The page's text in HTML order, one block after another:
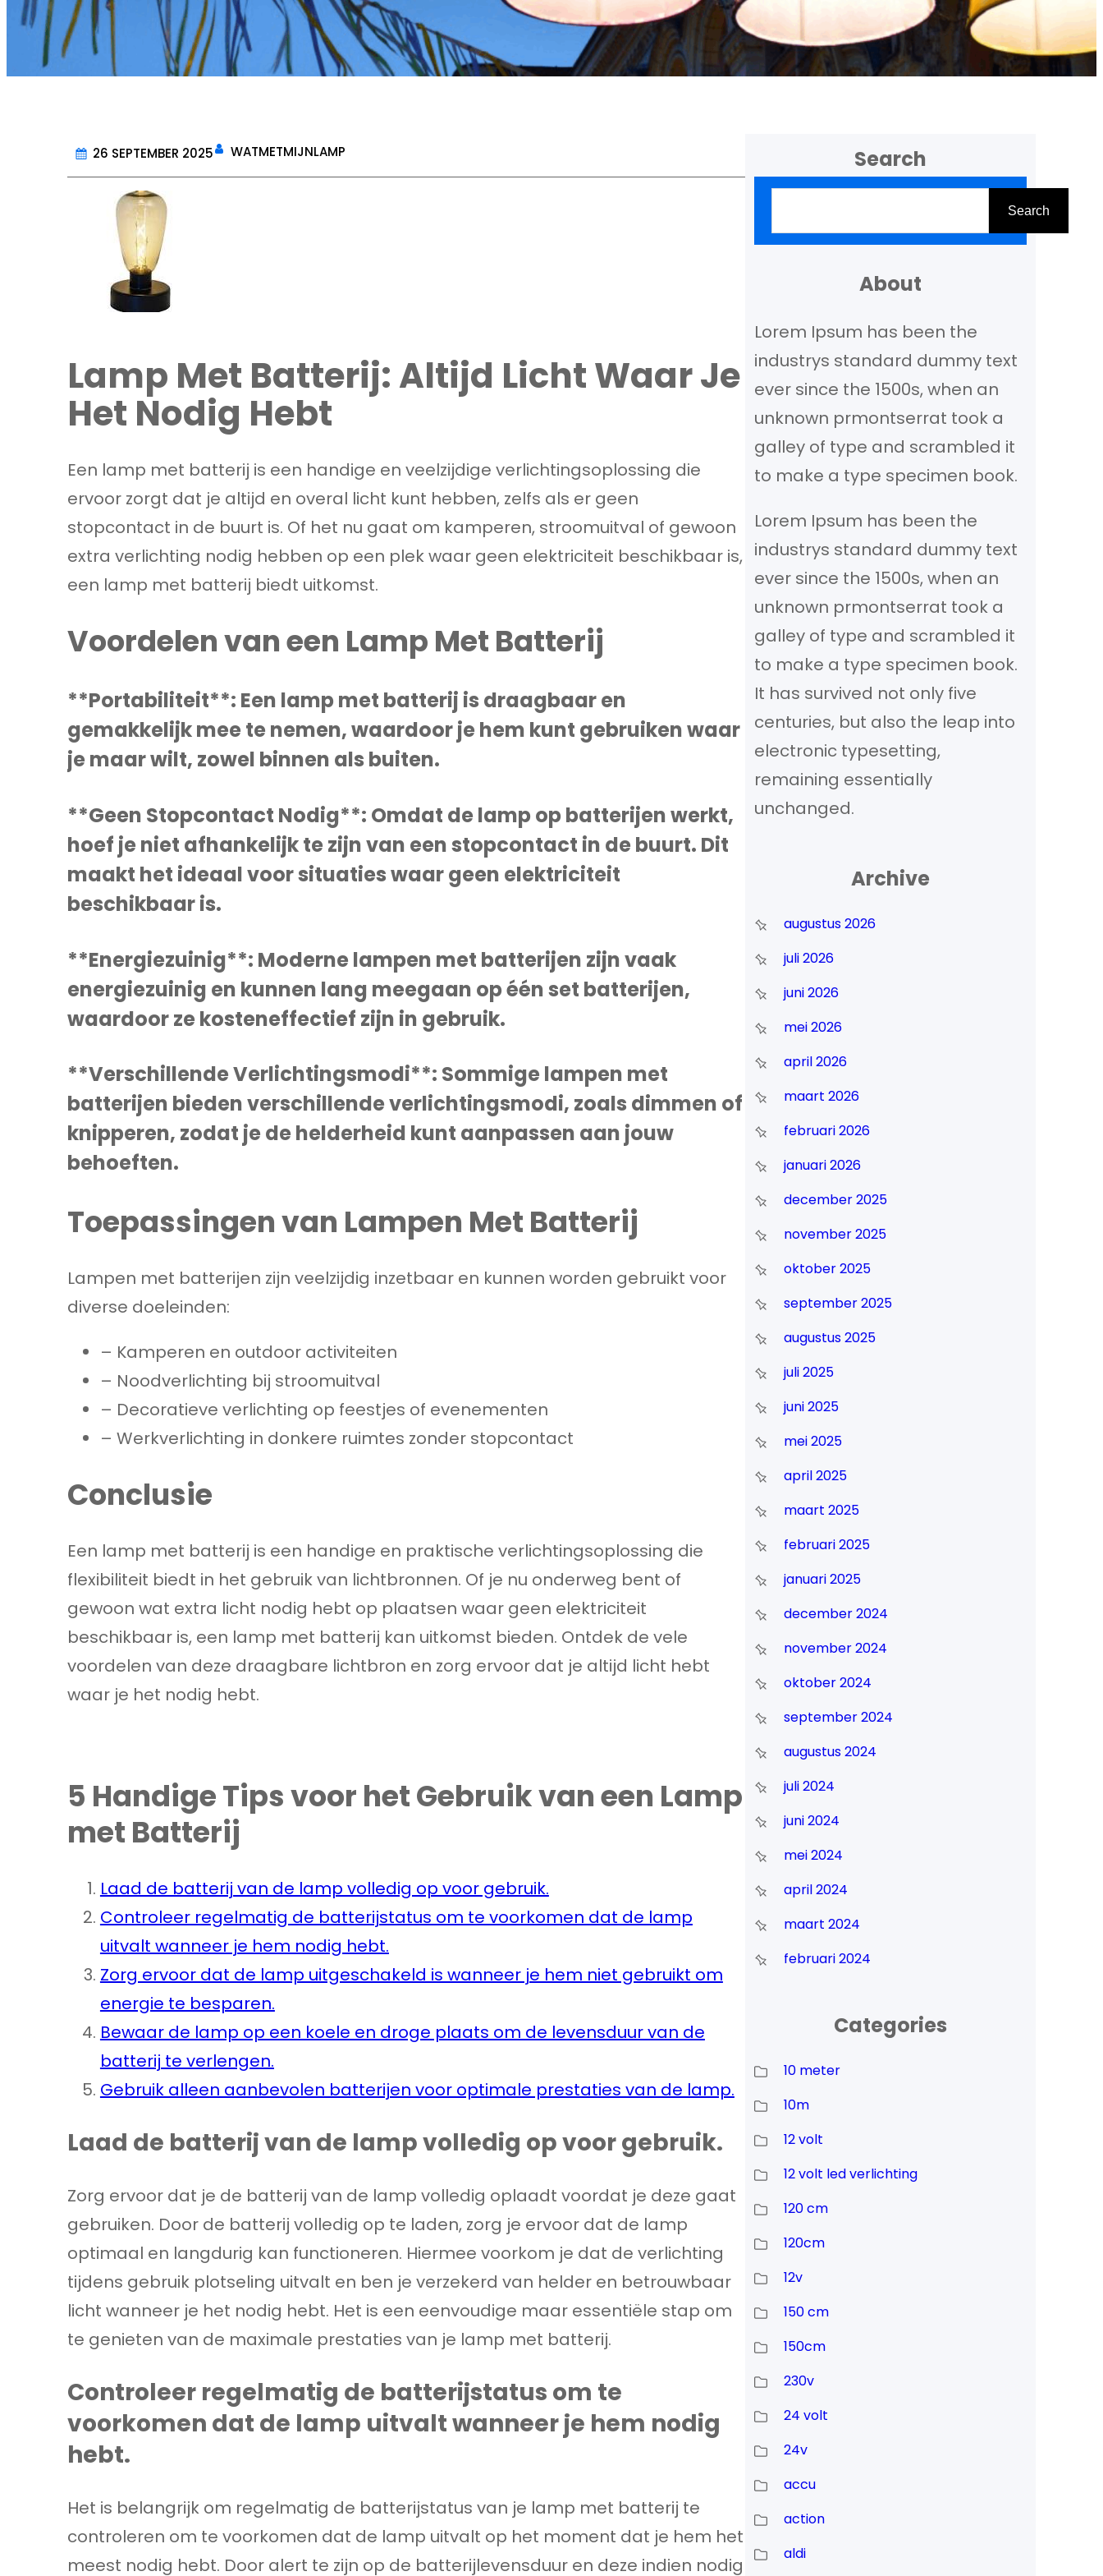
26 SEPTEMBER 2025 WATMETMIJNLAMP
Lamp Met Batterij: Altijd Licht Waar Je
Het Nodig Hebt
Een lamp met batterij is een handige en veelzijdige verlichtingsoplossing die
ervoor zorgt dat je altijd en overal licht kunt hebben, zelfs als er geen
stopcontact in de buurt is. Of het nu gaat om kamperen, stroomuitval of gewoon
extra verlichting nodig hebben op een plek waar geen elektriciteit beschikbaar is,
een lamp met batterij biedt uitkomst.
Voordelen van een Lamp Met Batterij
**Portabiliteit**: Een lamp met batterij is draagbaar en
gemakkelijk mee te nemen, waardoor je hem kunt gebruiken waar
je maar wilt, zowel binnen als buiten.
**Geen Stopcontact Nodig**: Omdat de lamp op batterijen werkt,
hoef je niet afhankelijk te zijn van een stopcontact in de buurt. Dit
maakt het ideaal voor situaties waar geen elektriciteit
beschikbaar is.
**Energiezuinig**: Moderne lampen met batterijen zijn vaak
energiezuinig en kunnen lang meegaan op één set batterijen,
waardoor ze kosteneffectief zijn in gebruik.
**Verschillende Verlichtingsmodi**: Sommige lampen met
batterijen bieden verschillende verlichtingsmodi, zoals dimmen of
knipperen, zodat je de helderheid kunt aanpassen aan jouw
behoeften.
Toepassingen van Lampen Met Batterij
Lampen met batterijen zijn veelzijdig inzetbaar en kunnen worden gebruikt voor
diverse doeleinden:
– Kamperen en outdoor activiteiten
– Noodverlichting bij stroomuitval
– Decoratieve verlichting op feestjes of evenementen
– Werkverlichting in donkere ruimtes zonder stopcontact
Conclusie
Een lamp met batterij is een handige en praktische verlichtingsoplossing die
flexibiliteit biedt in het gebruik van lichtbronnen. Of je nu onderweg bent of
gewoon wat extra licht nodig hebt op plaatsen waar geen elektriciteit
beschikbaar is, een lamp met batterij kan uitkomst bieden. Ontdek de vele
voordelen van deze draagbare lichtbron en zorg ervoor dat je altijd licht hebt
waar je het nodig hebt.
5 Handige Tips voor het Gebruik van een Lamp
met Batterij
Laad de batterij van de lamp volledig op voor gebruik.
Controleer regelmatig de batterijstatus om te voorkomen dat de lamp
uitvalt wanneer je hem nodig hebt.
Zorg ervoor dat de lamp uitgeschakeld is wanneer je hem niet gebruikt om
energie te besparen.
Bewaar de lamp op een koele en droge plaats om de levensduur van de
batterij te verlengen.
Gebruik alleen aanbevolen batterijen voor optimale prestaties van de lamp.
Laad de batterij van de lamp volledig op voor gebruik.
Zorg ervoor dat je de batterij van de lamp volledig oplaadt voordat je deze gaat
gebruiken. Door de batterij volledig op te laden, zorg je ervoor dat de lamp
optimaal en langdurig kan functioneren. Hiermee voorkom je dat de verlichting
tijdens gebruik plotseling uitvalt en ben je verzekerd van helder en betrouwbaar
licht wanneer je het nodig hebt. Het is een eenvoudige maar essentiële stap om
te genieten van de maximale prestaties van je lamp met batterij.
Controleer regelmatig de batterijstatus om te
voorkomen dat de lamp uitvalt wanneer je hem nodig
hebt.
Het is belangrijk om regelmatig de batterijstatus van je lamp met batterij te
controleren om te voorkomen dat de lamp uitvalt op het moment dat je hem het
meest nodig hebt. Door alert te zijn op de batterijlevensduur en deze indien nodig
Search
e
n
Search
About
Lorem Ipsum has been the
industrys standard dummy text
ever since the 1500s, when an
unknown prmontserrat took a
galley of type and scrambled it
to make a type specimen book.
Lorem Ipsum has been the
industrys standard dummy text
ever since the 1500s, when an
unknown prmontserrat took a
galley of type and scrambled it
to make a type specimen book.
It has survived not only five
centuries, but also the leap into
electronic typesetting,
remaining essentially
unchanged.
Archive
augustus 2026
juli 2026
juni 2026
mei 2026
april 2026
maart 2026
februari 2026
januari 2026
december 2025
november 2025
oktober 2025
september 2025
augustus 2025
juli 2025
juni 2025
mei 2025
april 2025
maart 2025
februari 2025
januari 2025
december 2024
november 2024
oktober 2024
september 2024
augustus 2024
juli 2024
juni 2024
mei 2024
april 2024
maart 2024
februari 2024
Categories
10 meter
10m
12 volt
12 volt led verlichting
120 cm
120cm
12v
150 cm
150cm
230v
24 volt
24v
accu
action
aldi